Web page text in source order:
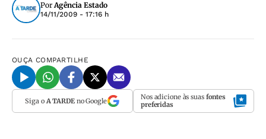
PorAgência Estado
14/11/2009 - 17:16 h
OUÇA COMPARTILHE
Siga o A TARDEno Google Nos adicione às suas fontes
preferidas